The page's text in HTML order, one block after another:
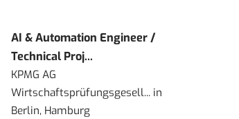
AI & Automation Engineer /
Technical Proj...
KPMG AG
Wirtschaftsprüfungsgesell... in
Berlin, Hamburg